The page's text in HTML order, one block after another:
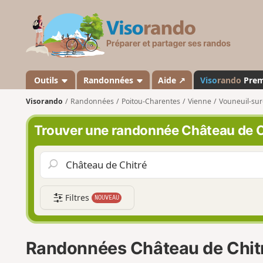
s
a
n
d
o
Outils Randonnées Aide ↗ Visorando
Visorando Randonnées Poitou-Charentes Vienne Vouneuil-
Trouver une randonnée Château de
Filtres NOUVEAU
Randonnées Château de